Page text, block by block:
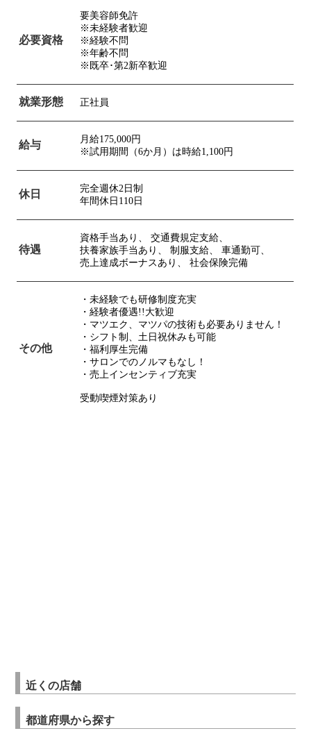
必要資格
要美容師免許
※未経験者歓迎
※経験不問
※年齢不問
※既卒･第2新卒歓迎
就業形態 正社員
給与
月給175,000円
※試用期間（6か月）は時給1,100円
休日
完全週休2日制
年間休日110日
待遇
資格手当あり、
交通費規定支給、
扶養家族手当あり、
制服支給、
車通勤可、
売上達成ボーナスあり、
社会保険完備
その他
・未経験でも研修制度充実
・経験者優遇!!大歓迎
・マツエク、マツパの技術も必要ありません！
・シフト制、土日祝休みも可能
・福利厚生完備
・サロンでのノルマもなし！
・売上インセンティブ充実
受動喫煙対策あり
近くの店舗
都道府県から探す